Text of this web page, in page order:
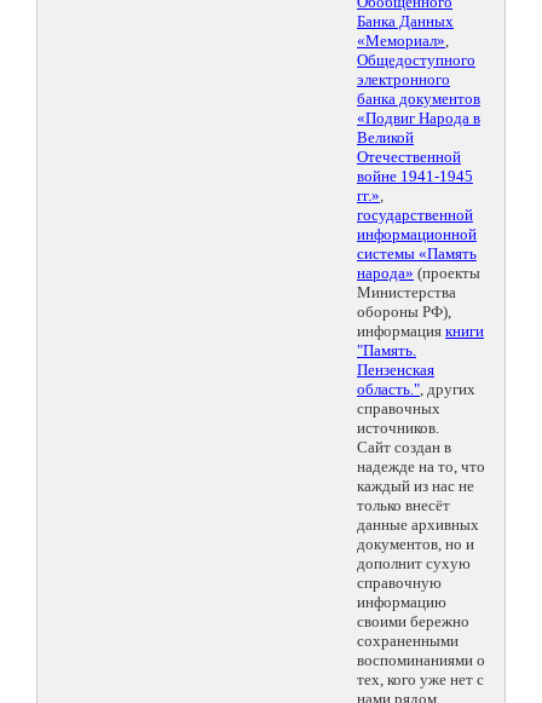
Банка Данных
«Мемориал»,
Общедоступного
электронного
банка документов
«Подвиг Народа в
Великой
Отечественной
войне 1941-1945
гг.»,
государственной
информационной
системы «Память
народа» (проекты
Министерства
обороны РФ),
информация книги
"Память.
Пензенская
область.", других
справочных
источников.
Сайт создан в
надежде на то, что
каждый из нас не
только внесёт
данные архивных
документов, но и
дополнит сухую
справочную
информацию
своими бережно
сохраненными
воспоминаниями о
тех, кого уже нет с
нами рядом,